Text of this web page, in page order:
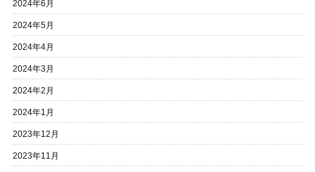
2024年6月
2024年5月
2024年4月
2024年3月
2024年2月
2024年1月
2023年12月
2023年11月